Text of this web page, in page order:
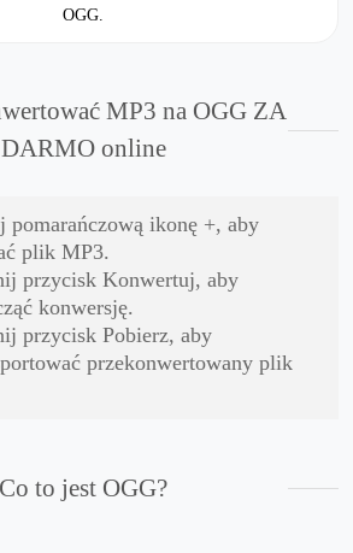
OGG.
MP3 na OGG ZA
DARMO online
ikonę +, aby
plik MP3.
przycisk Konwertuj, aby
konwersję.
przycisk Pobierz, aby
przekonwertowany plik
Co to jest OGG?